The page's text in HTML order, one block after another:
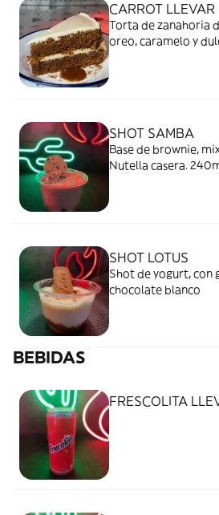
CARROT LLEVAR
Torta de zanahoria
oreo, caramelo y
SHOT SAMBA
Base de brownie,
Nutella casera.
SHOT LOTUS
Shot de yogurt, con
chocolate blanco
BEBIDAS
FRESCOLITA